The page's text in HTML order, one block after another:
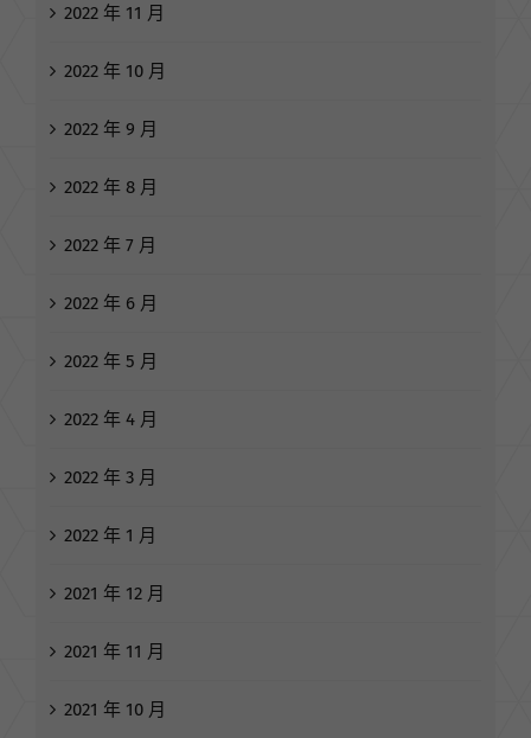
2022 年 11 月
2022 年 10 月
2022 年 9 月
2022 年 8 月
2022 年 7 月
2022 年 6 月
2022 年 5 月
2022 年 4 月
2022 年 3 月
2022 年 1 月
2021 年 12 月
2021 年 11 月
2021 年 10 月